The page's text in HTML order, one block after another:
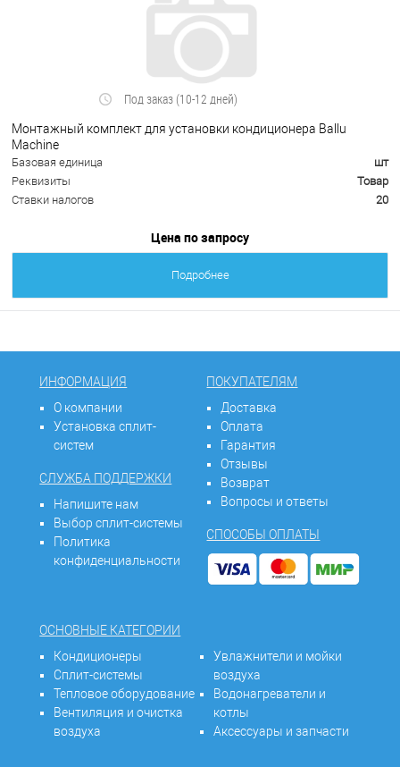
Под заказ (10-12 дней)
Монтажный комплект для установки кондиционера Ballu
Machine
Базовая единица
шт
Реквизиты
Товар
Ставки налогов
20
Цена по запросу
Подробнее
ИНФОРМАЦИЯ
О компании
Установка сплит-
систем
СЛУЖБА ПОДДЕРЖКИ
Напишите нам
Выбор сплит-системы
Политика
конфиденциальности
ПОКУПАТЕЛЯМ
Доставка
Оплата
Гарантия
Отзывы
Возврат
Вопросы и ответы
СПОСОБЫ ОПЛАТЫ
ОСНОВНЫЕ КАТЕГОРИИ
Кондиционеры
Сплит-системы
Тепловое оборудование
Вентиляция и очистка
воздуха
Увлажнители и мойки
воздуха
Водонагреватели и
котлы
Аксессуары и запчасти